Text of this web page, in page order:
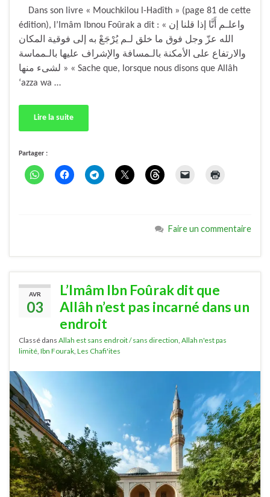
Dans son livre « Mouchkilou l-Hadîth » (page 81 de cette
édition), l’Imâm Ibnou Foûrak a dit : « واعلـم أَنَّا إذا قلنا إن
الله عزّ وجل فوق ما خلق لـم يُرْجَعْ به إلى فوقية المكان
والارتفاع على الأمكنة بالـمسافة والإشراف عليها بالـمماسة
لشىء منها » « Sache que, lorsque nous disons que Allâh
‘azza wa …
Lire la suite
Partager :
Faire un commentaire
AVR
03
L’Imâm Ibn Foûrak dit que
Allâh n’est pas incarné dans un
endroit
Classé dans Allah est sans endroit / sans direction Allah n'est pas
limité Ibn Fourak Les Chafi'ites